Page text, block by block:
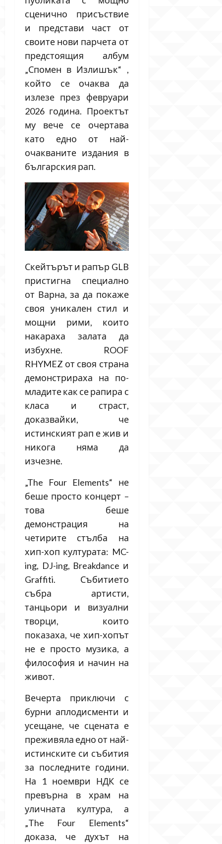
сценично присъствие
и представи част от
своите нови парчета от
предстоящия албум
„Спомен в Излишък“ ,
който се очаква да
излезе през февруари
2026 година. Проектът
му вече се очертава
като едно от най-
очакваните издания в
българския рап.
Скейтърът и рапър GLB
пристигна специално
от Варна, за да покаже
своя уникален стил и
мощни рими, които
накараха залата да
избухне. ROOF
RHYMEZ от своя страна
демонстрираха на по-
младите как се рапира с
класа и страст,
доказвайки, че
истинският рап е жив и
никога няма да
изчезне.
„The Four Elements“ не
беше просто концерт –
това беше
демонстрация на
четирите стълба на
хип-хоп културата: MC-
ing, DJ-ing, Breakdance и
Graffiti. Събитието
събра артисти,
танцьори и визуални
творци, които
показаха, че хип-хопът
не е просто музика, а
философия и начин на
живот.
Вечерта приключи с
бурни аплодисменти и
усещане, че сцената е
преживяла едно от най-
истинските си събития
за последните години.
На 1 ноември НДК се
превърна в храм на
уличната култура, а
„The Four Elements“
доказа, че духът на